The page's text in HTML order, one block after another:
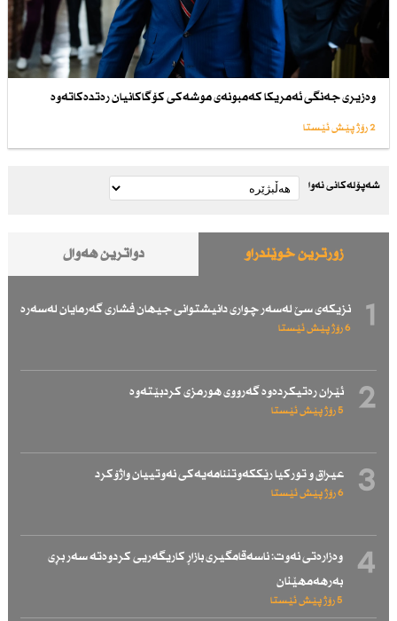
وەزیری جەنگی ئەمریكا كەمبونەی موشەكی كۆگاكانیان رەتدەكاتەوە
2 رۆژ پێش ئێستا
شەپۆلەکانی نەوا
زۆرترین خوێندراو دواترین هەواڵ
1 نزیكەی سێ لەسەر چواری دانیشتوانی جیهان فشاری گەرمایان لەسەرە
6 رۆژ پێش ئێستا
2 ئێران رەتیكردەوە گەرووی هورمزی كردبێتەوە
5 رۆژ پێش ئێستا
3 عیراق و توركیا رێككەوتننامەیەكی نەوتییان واژۆكرد
6 رۆژ پێش ئێستا
4
وەزارەتی نەوت: ناسەقامگیری بازاڕ كاریگەریی كردوەتە سەر بڕی
بەرهەمهێنان
5 رۆژ پێش ئێستا